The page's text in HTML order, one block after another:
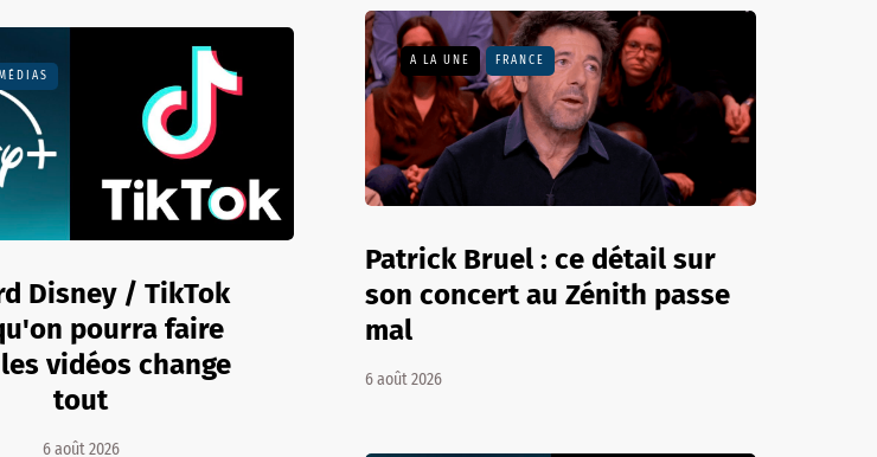
Disney / TikTok
pourra faire
vidéos change
tout
6 août 2026
A LA UNE FRANCE
Patrick Bruel : ce détail sur
son concert au Zénith passe
mal
6 août 2026